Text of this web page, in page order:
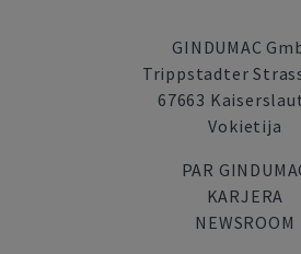
GINDUMAC
Trippstadter
67663
Vokietija
PAR
KARJERA
NEWSROOM